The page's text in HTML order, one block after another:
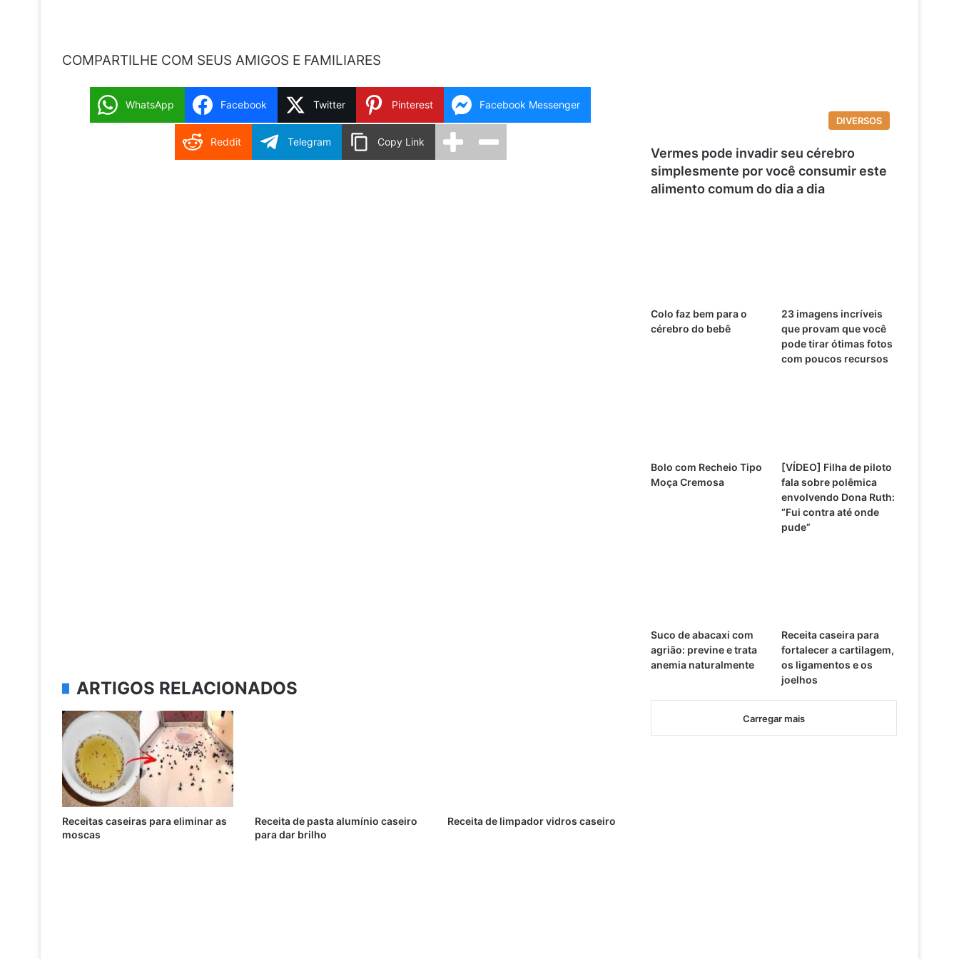
COMPARTILHE COM SEUS AMIGOS E FAMILIARES
WhatsApp Facebook Twitter Pinterest Facebook Messenger
Reddit Telegram Copy Link
ARTIGOS RELACIONADOS
Receitas caseiras para eliminar as
moscas
Receita de pasta alumínio caseiro
para dar brilho
Receita de limpador vidros caseiro
DIVERSOS
Vermes pode invadir seu cérebro
simplesmente por você consumir este
alimento comum do dia a dia
Colo faz bem para o
cérebro do bebê
23 imagens incríveis
que provam que você
pode tirar ótimas fotos
com poucos recursos
Bolo com Recheio Tipo
Moça Cremosa
[VÍDEO] Filha de piloto
fala sobre polêmica
envolvendo Dona Ruth:
“Fui contra até onde
pude”
Suco de abacaxi com
agrião: previne e trata
anemia naturalmente
Receita caseira para
fortalecer a cartilagem,
os ligamentos e os
joelhos
Carregar mais